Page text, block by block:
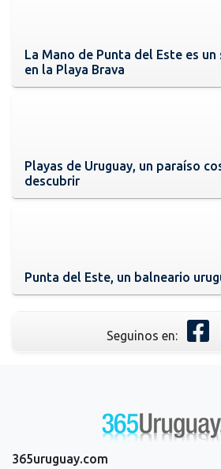
La Mano de Punta del Este es
en la Playa Brava
Playas de Uruguay, un paraíso
descubrir
Punta del Este, un balneario
Seguinos en:
365uruguay.com